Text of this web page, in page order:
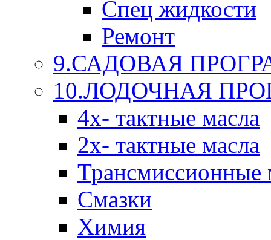
Спец жидкости
Ремонт
9.САДОВАЯ
10.ЛОДОЧНАЯ
4х- тактные масла
2х- тактные масла
Трансмиссионные
Смазки
Химия